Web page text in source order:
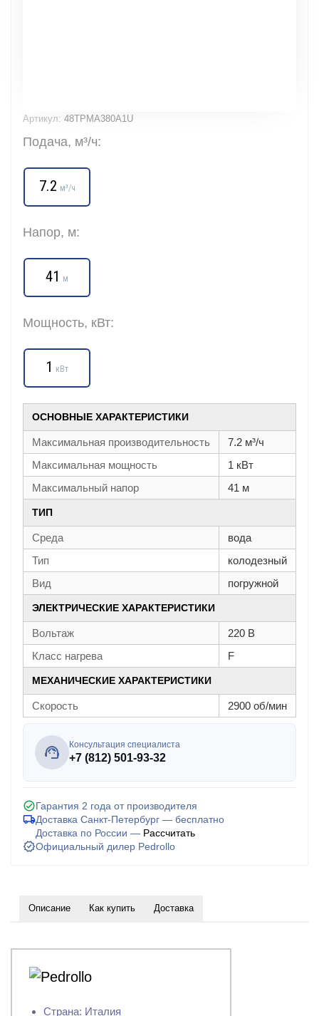
Артикул: 48TPMA380A1U
Подача, м³/ч:
7.2 м³/ч
Напор, м:
41 м
Мощность, кВт:
1 кВт
ОСНОВНЫЕ ХАРАКТЕРИСТИКИ
Максимальная производительность
7.2 м³/ч
Максимальная мощность
1 кВт
Максимальный напор
41 м
ТИП
Среда
вода
Тип
колодезный
Вид
погружной
ЭЛЕКТРИЧЕСКИЕ ХАРАКТЕРИСТИКИ
Вольтаж
220 В
Класс нагрева
F
МЕХАНИЧЕСКИЕ ХАРАКТЕРИСТИКИ
Скорость 2900 об/мин
Консультация специалиста
+7 (812) 501-93-32
Гарантия 2 года от производителя
Доставка Санкт-Петербург — бесплатно
Доставка по России — Рассчитать
Официальный дилер Pedrollo
Описание Как купить Доставка
Страна: Италия